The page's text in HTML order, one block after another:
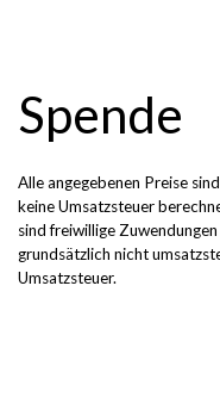
Spende
Alle angegebenen Preise
keine Umsatzsteuer
sind freiwillige
grundsätzlich nicht
Umsatzsteuer.